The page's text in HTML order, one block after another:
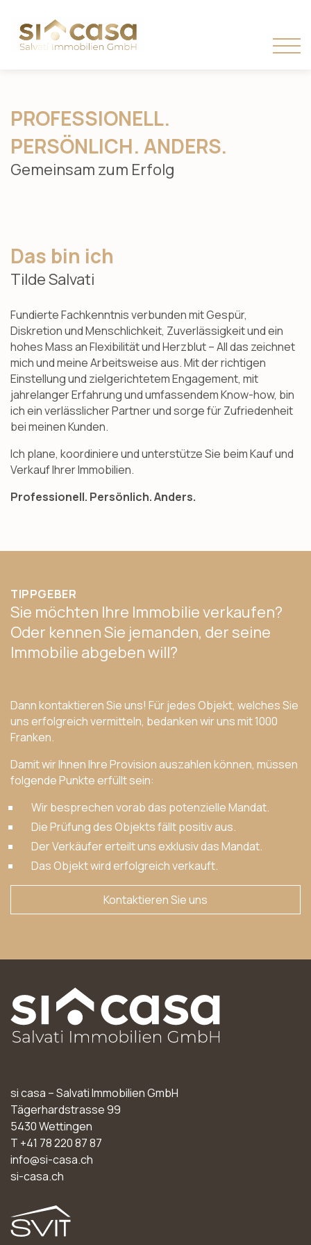
PROFESSIONELL.
PERSÖNLICH. ANDERS.
Gemeinsam zum Erfolg
Das bin ich
Tilde Salvati
Fundierte Fachkenntnis verbunden mit Gespür,
Diskretion und Menschlichkeit, Zuverlässigkeit und ein
hohes Mass an Flexibilität und Herzblut – All das zeichnet
mich und meine Arbeitsweise aus. Mit der richtigen
Einstellung und zielgerichtetem Engagement, mit
jahrelanger Erfahrung und umfassendem Know-how, bin
ich ein verlässlicher Partner und sorge für Zufriedenheit
bei meinen Kunden.
Ich plane, koordiniere und unterstütze Sie beim Kauf und
Verkauf Ihrer Immobilien.
Professionell. Persönlich. Anders.
TIPPGEBER
Sie möchten Ihre Immobilie verkaufen?
Oder kennen Sie jemanden, der seine
Immobilie abgeben will?
Dann kontaktieren Sie uns! Für jedes Objekt, welches Sie
uns erfolgreich vermitteln, bedanken wir uns mit 1000
Franken.
Damit wir Ihnen Ihre Provision auszahlen können, müssen
folgende Punkte erfüllt sein:
Wir besprechen vorab das potenzielle Mandat.
Die Prüfung des Objekts fällt positiv aus.
Der Verkäufer erteilt uns exklusiv das Mandat.
Das Objekt wird erfolgreich verkauft.
Kontaktieren Sie uns
si casa – Salvati Immobilien GmbH
Tägerhardstrasse 99
5430Wettingen
T +41 78 220 87 87
info@si-casa.ch
si-casa.ch